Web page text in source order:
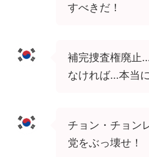
すべきだ！
補完捜査権廃止
なければ…本当
チョン・チョン
党をぶっ壊せ！